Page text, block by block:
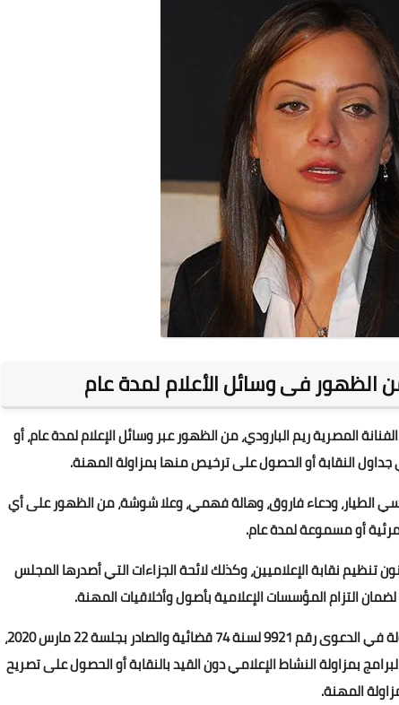
المصرية ريم البارودي، من الظهور عبر وسائل الإعلام لمدة عام، أو
جداول النقابة أو الحصول على ترخيص منها بمزاولة المهنة.
ريم البارودي، و 4 إعلاميات هن: بوسي الطيار، ودعاء فاروق، وهالة فهمي، وعلا شوشة، من الظهور على أي
أو مسموعة لمدة عام.
تنظيم نقابة الإعلاميين، وكذلك لائحة الجزاءات التي أصدرها المجلس
لضمان التزام المؤسسات الإعلامية بأصول وأخلاقيات المهنة.
القرار جاء كذلك بعد حكم محكمة القضاء الإداري بمجلس الدولة في الدعوى رقم 9921 لسنة 74 قضائية والصادر بجلسة 22 مارس 2020،
بمزاولة النشاط الإعلامي دون القيد بالنقابة أو الحصول على تصريح
المهنة.